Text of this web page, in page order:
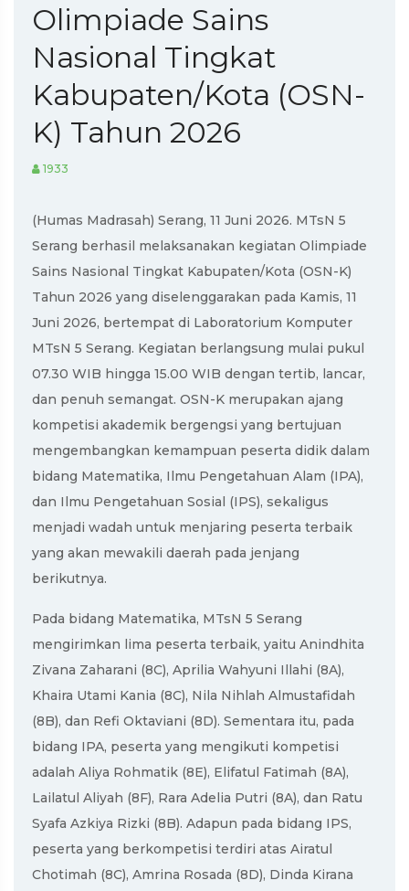
Olimpiade Sains
Nasional Tingkat
Kabupaten/Kota (OSN-
K) Tahun 2026
1933
(Humas Madrasah) Serang, 11 Juni 2026. MTsN 5
Serang berhasil melaksanakan kegiatan Olimpiade
Sains Nasional Tingkat Kabupaten/Kota (OSN-K)
Tahun 2026 yang diselenggarakan pada Kamis, 11
Juni 2026, bertempat di Laboratorium Komputer
MTsN 5 Serang. Kegiatan berlangsung mulai pukul
07.30 WIB hingga 15.00 WIB dengan tertib, lancar,
dan penuh semangat. OSN-K merupakan ajang
kompetisi akademik bergengsi yang bertujuan
mengembangkan kemampuan peserta didik dalam
bidang Matematika, Ilmu Pengetahuan Alam (IPA),
dan Ilmu Pengetahuan Sosial (IPS), sekaligus
menjadi wadah untuk menjaring peserta terbaik
yang akan mewakili daerah pada jenjang
berikutnya.
Pada bidang Matematika, MTsN 5 Serang
mengirimkan lima peserta terbaik, yaitu Anindhita
Zivana Zaharani (8C), Aprilia Wahyuni Illahi (8A),
Khaira Utami Kania (8C), Nila Nihlah Almustafidah
(8B), dan Refi Oktaviani (8D). Sementara itu, pada
bidang IPA, peserta yang mengikuti kompetisi
adalah Aliya Rohmatik (8E), Elifatul Fatimah (8A),
Lailatul Aliyah (8F), Rara Adelia Putri (8A), dan Ratu
Syafa Azkiya Rizki (8B). Adapun pada bidang IPS,
peserta yang berkompetisi terdiri atas Airatul
Chotimah (8C), Amrina Rosada (8D), Dinda Kirana